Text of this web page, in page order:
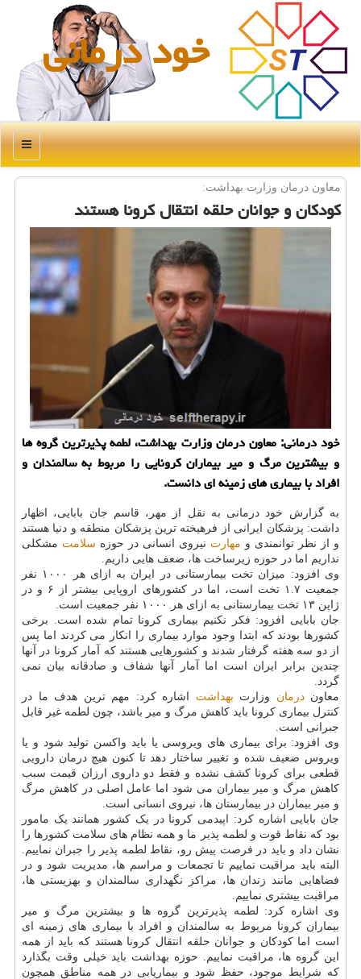
خود درمانی
منو
معاون درمان وزارت بهداشت:
كودكان و جوانان حلقه انتقال كرونا هستند
خود درمانی: معاون درمان وزارت بهداشت، لطمه پذیرترین گروه ها
و بیشترین مرگ و میر بیماران كرونایی را مربوط به سالمندان و
افراد با بیماری های زمینه ای دانست.
به گزارش خود درمانی به نقل از مهر، قاسم جان بابایی، اظهار
داشت: پزشکان ایرانی از فرهیخته ترین پزشکان منطقه و دنیا هستند
و از نظر توانمندی و مهارت نیروی انسانی در حوزه سلامت مشکلی
نداریم اما در حوزه زیرساخت ها، ضعف هایی داریم.
وی افزود: میزان تخت بیمارستانی در ایران به ازای هر ۱۰۰۰ نفر
جمعیت ۱.۷ تخت است، اما در کشورهای اروپایی بیشتر از ۶ و در
ژاپن ۱۳ تخت بیمارستانی به ازای هر ۱۰۰۰ نفر جمعیت است.
جان بابایی افزود: فکر نکنیم بیماری کرونا تمام شده است. برخی
کشورها بودند که ابتدا وجود موارد بیماری را انکار می کردند اما پس
از دو سه هفته گرفتار شدند و کشورهایی هستند که آمار کرونا در آنها
چندین برابر ایران است اما آمار آنها شفاف و صادقانه بیان نمی
گردد.
معاوندرمان وزارت بهداشت اشاره کرد: مهم ترین هدف ما در
کنترل بیماری کرونا باید کاهش مرگ و میر باشد، چون لطمه غیر قابل
جبرانی است.
وی افزود: برای بیماری های ویروسی یا باید واکسن تولید شود و یا
ویروس ضعیف شده و تغییر ساختار دهد تا کنون هیچ درمان دارویی
قطعی برای کرونا کشف نشده و فقط دو داروی ارزان قیمت سبب
کاهش مرگ و میر بیماران می شود اما عامل اصلی در کاهش مرگ
و میر بیماران در بیمارستان ها، نیروی انسانی است.
جان بابایی اشاره کرد: اپیدمی کرونا در یک کشور همانند یک مامور
بود که نقاط قوت و لطمه پذیر ما و همه نظام های سلامت کشورها را
نشان داد و باید در فرصت پیش رو، نقاط لطمه پذیر را جبران نماییم.
البته باید مراقبت نماییم تا تجمعات و مراسم ها، مدیریت شود و در
فضاهایی مانند زندان ها، مراکز نگهداری سالمندان و بهزیستی ها،
مراقبت بیشتری نماییم.
وی اشاره کرد: لطمه پذیرترین گروه ها و بیشترین مرگ و میر
بیماران کرونا مربوط به سالمندان و افراد با بیماری های زمینه ای
است اما کودکان و جوانان حلقه انتقال کرونا هستند که باید از همه
این گروه ها، مراقبت نماییم. حوزه بهداشت باید خیلی وقت بگذارد
که شرایط موجود، حفظ شود و بیماریابی در همه مناطق همچون